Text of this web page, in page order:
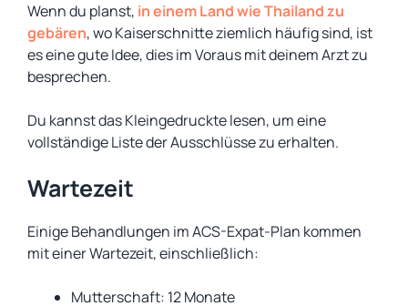
Wenn du planst, in einem Land wie Thailand zu
gebären, wo Kaiserschnitte ziemlich häufig sind, ist
es eine gute Idee, dies im Voraus mit deinem Arzt zu
besprechen.
Du kannst das Kleingedruckte lesen, um eine
vollständige Liste der Ausschlüsse zu erhalten.
Wartezeit
Einige Behandlungen im ACS-Expat-Plan kommen
mit einer Wartezeit, einschließlich:
Mutterschaft: 12 Monate